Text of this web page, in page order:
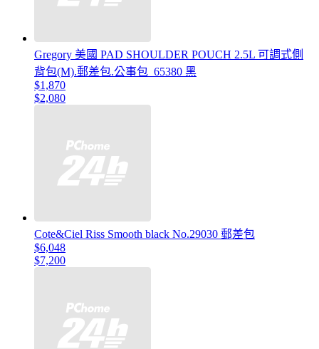
Gregory 美國 PAD SHOULDER POUCH 2.5L 可調式側
背包(M).郵差包.公事包_65380 黑
$1,870
$2,080
Cote&Ciel Riss Smooth black No.29030 郵差包
$6,048
$7,200